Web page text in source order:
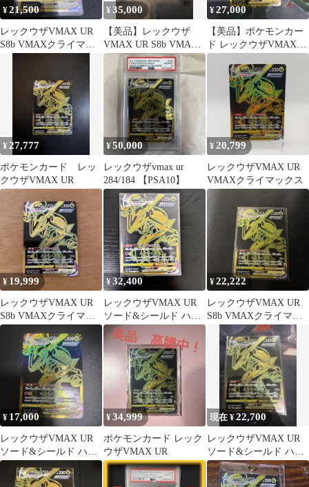
¥21,500
レックウザVMAX UR
S8b VMAXクライマッ
¥35,000
【美品】レックウザ
VMAX UR S8b VMAX
クライマックス 284/184
¥27,000
【美品】ポケモンカー
ド レックウザVMAX
UR 284/184
¥ 27,777
ポケモンカード レッ
クウザVMAX UR
¥50,000
レックウザvmax ur
284/184 【PSA10】
¥20,799
レックウザVMAX UR
VMAXクライマックス
¥ 19,999
レックウザVMAX UR
S8b VMAXクライマッ
クス 284/184
¥32,400
レックウザVMAX UR
ソード&シールド ハイ
クラスパック VMAXク
ライマ…
¥22,222
レックウザVMAX UR
S8b VMAXクライマッ
クス 284/184
¥ 17,000
レックウザVMAX UR
ソード&シールド ハイ
クラスパック VMAXク
ライマ…
¥34,999
ポケモンカード レック
ウザVMAX UR
現在 ¥22,700
レックウザVMAX UR
ソード&シールド ハイ
クラスパック VMAXク
ライマ…